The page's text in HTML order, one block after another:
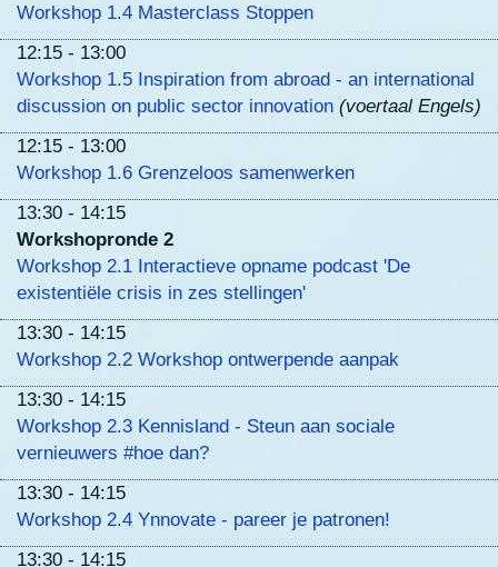
Workshop 1.4 Masterclass Stoppen
12:15 - 13:00
Workshop 1.5 Inspiration from abroad - an international
discussion on public sector innovation (voertaal Engels)
12:15 - 13:00
Workshop 1.6 Grenzeloos samenwerken
13:30 - 14:15
Workshopronde 2
Workshop 2.1 Interactieve opname podcast 'De
existentiële crisis in zes stellingen'
13:30 - 14:15
Workshop 2.2 Workshop ontwerpende aanpak
13:30 - 14:15
Workshop 2.3 Kennisland - Steun aan sociale
vernieuwers #hoe dan?
13:30 - 14:15
Workshop 2.4 Ynnovate - pareer je patronen!
13:30 - 14:15